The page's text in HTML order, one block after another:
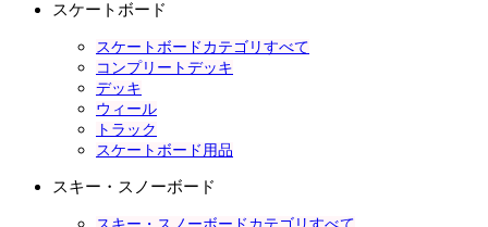
スケートボード
スケートボードカテゴリすべて
コンプリートデッキ
デッキ
ウィール
トラック
スケートボード用品
スキー・スノーボード